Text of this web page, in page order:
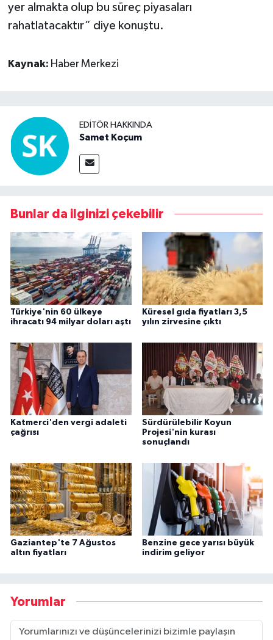
yer almakta olup bu süreç piyasaları
rahatlatacaktır” diye konuştu.
Kaynak: Haber Merkezi
EDITÖR HAKKINDA
Samet Koçum
Bunlar da ilginizi çekebilir
Türkiye'nin 60 ülkeye
ihracatı 94 milyar doları aştı
Küresel gıda fiyatları 3,5
yılın zirvesine çıktı
Katmerci'den vergi adaleti
çağrısı
Sürdürülebilir Koyun
Projesi'nin kurası
sonuçlandı
Gaziantep'te 7 Ağustos
altın fiyatları
Benzine gece yarısı büyük
indirim geliyor
Yorumlar